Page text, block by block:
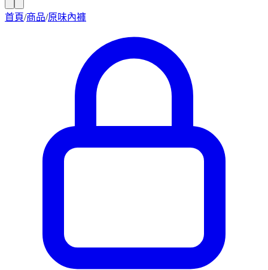
首頁/商品/原味內褲